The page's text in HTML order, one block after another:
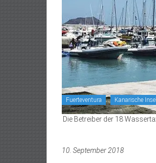
Fuerteventura Kanarische
Die Betreiber der 18
10. September 2018